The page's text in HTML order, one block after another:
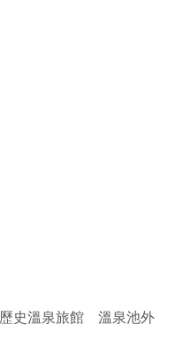
史溫泉旅館 溫泉池外